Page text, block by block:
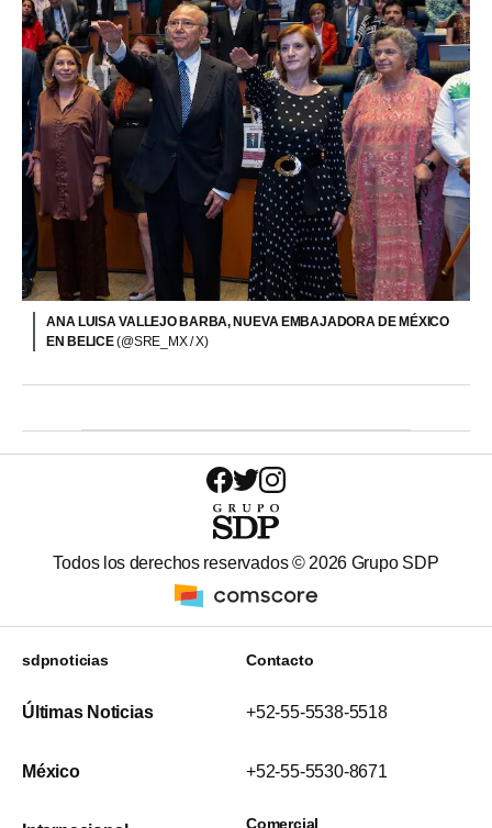
ANA LUISA VALLEJO BARBA, NUEVA EMBAJADORA DE MÉXICO
EN BELICE(@SRE_MX / X)
Todos los derechos reservados © 2026 Grupo SDP
sdpnoticias
Últimas Noticias
México
Contacto
+52-55-5538-5518
+52-55-5530-8671
Comercial